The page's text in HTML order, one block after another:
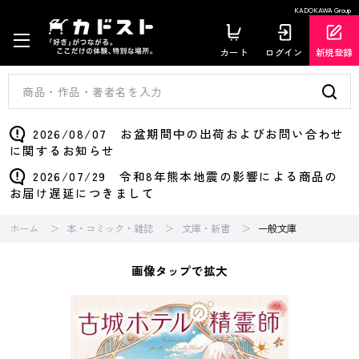
KADOKAWA Group
カート ログイン 新規登録
2026/08/07 お盆期間中の出荷およびお問い合わせ
に関するお知らせ
2026/07/29 令和8年熊本地震の影響による商品の
お届け遅延につきまして
ホーム 本・コミック・雑誌 文庫・新書 一般文庫
画像タップで拡大